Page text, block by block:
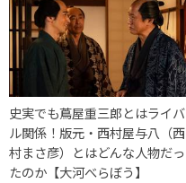
史実でも蔦屋重三郎とはライバ
ル関係！版元・西村屋与八（西
村まさ彦）とはどんな人物だっ
たのか【大河べらぼう】